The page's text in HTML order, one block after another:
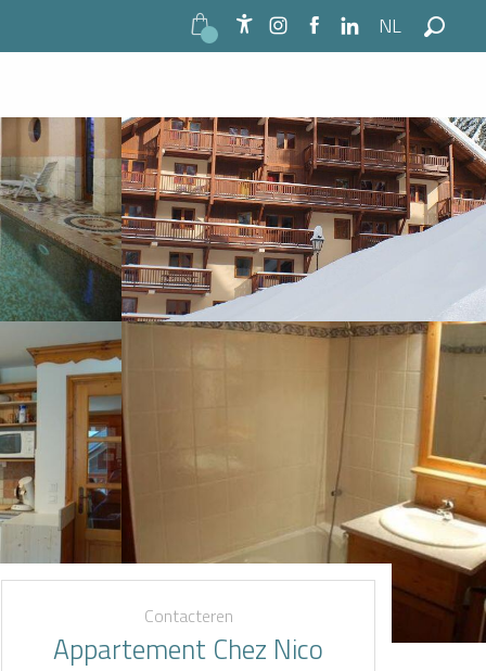
Accessibilité
NL
Zoek
Zie foto's (10)
Contacteren
Appartement Chez Nico